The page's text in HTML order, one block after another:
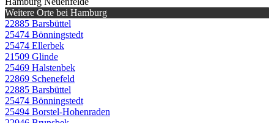
Weitere Orte bei Hamburg
22885 Barsbüttel
25474 Bönningstedt
25474 Ellerbek
21509 Glinde
25469 Halstenbek
22869 Schenefeld
22885 Barsbüttel
25474 Bönningstedt
25494 Borstel-Hohenraden